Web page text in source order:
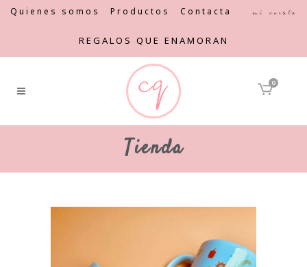
Quienes somos Productos Contacta Mi cuenta
REGALOS QUE ENAMORAN
0
Tienda